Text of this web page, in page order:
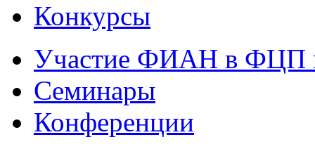
Конкурсы
Участие ФИАН в ФЦП
Семинары
Конференции